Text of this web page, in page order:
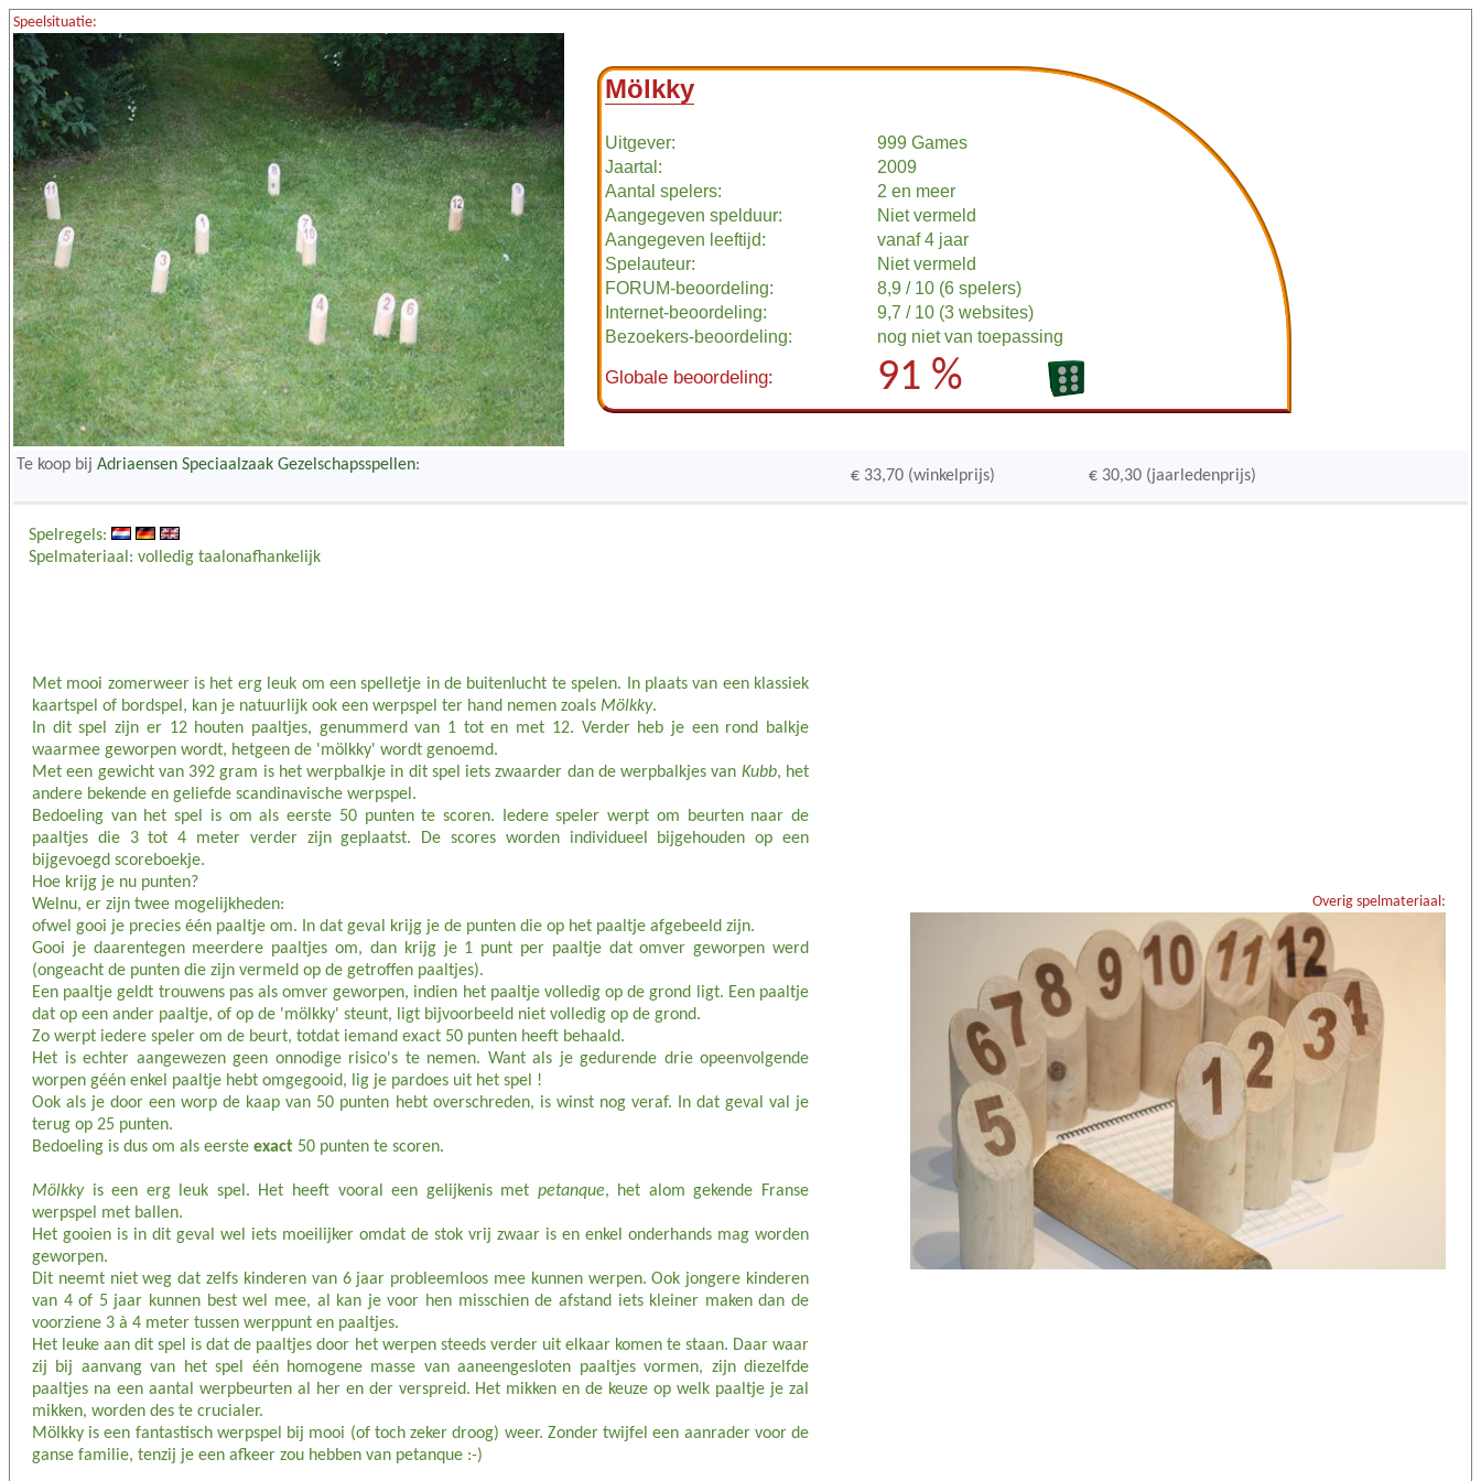
Speelsituatie:
Mölkky
Uitgever:
999 Games
Jaartal:
2009
Aantal spelers:
2 en meer
Aangegeven spelduur:
Niet vermeld
Aangegeven leeftijd:
vanaf 4 jaar
Spelauteur:
Niet vermeld
FORUM-beoordeling:
8,9 / 10 (6 spelers)
Internet-beoordeling:
9,7 / 10 (3 websites)
Bezoekers-beoordeling:
nog niet van toepassing
Globale beoordeling: 91 %
Te koop bij Adriaensen Speciaalzaak Gezelschapsspellen:
€ 33,70 (winkelprijs) € 30,30 (jaarledenprijs)
Spelregels:
Spelmateriaal: volledig taalonafhankelijk
Met mooi zomerweer is het erg leuk om een spelletje in de buitenlucht te spelen. In plaats van een klassiek
kaartspel of bordspel, kan je natuurlijk ook een werpspel ter hand nemen zoals Mölkky.
In dit spel zijn er 12 houten paaltjes, genummerd van 1 tot en met 12. Verder heb je een rond balkje
waarmee geworpen wordt, hetgeen de 'mölkky' wordt genoemd.
Met een gewicht van 392 gram is het werpbalkje in dit spel iets zwaarder dan de werpbalkjes van Kubb, het
andere bekende en geliefde scandinavische werpspel.
Bedoeling van het spel is om als eerste 50 punten te scoren. Iedere speler werpt om beurten naar de
paaltjes die 3 tot 4 meter verder zijn geplaatst. De scores worden individueel bijgehouden op een
bijgevoegd scoreboekje.
Hoe krijg je nu punten?
Welnu, er zijn twee mogelijkheden:
ofwel gooi je precies één paaltje om. In dat geval krijg je de punten die op het paaltje afgebeeld zijn.
Gooi je daarentegen meerdere paaltjes om, dan krijg je 1 punt per paaltje dat omver geworpen werd
(ongeacht de punten die zijn vermeld op de getroffen paaltjes).
Een paaltje geldt trouwens pas als omver geworpen, indien het paaltje volledig op de grond ligt. Een paaltje
dat op een ander paaltje, of op de 'mölkky' steunt, ligt bijvoorbeeld niet volledig op de grond.
Zo werpt iedere speler om de beurt, totdat iemand exact 50 punten heeft behaald.
Het is echter aangewezen geen onnodige risico's te nemen. Want als je gedurende drie opeenvolgende
worpen géén enkel paaltje hebt omgegooid, lig je pardoes uit het spel !
Ook als je door een worp de kaap van 50 punten hebt overschreden, is winst nog veraf. In dat geval val je
terug op 25 punten.
Bedoeling is dus om als eerste exact 50 punten te scoren.
Mölkkyis een erg leuk spel. Het heeft vooral een gelijkenis met petanque, het alom gekende Franse
werpspel met ballen.
Het gooien is in dit geval wel iets moeilijker omdat de stok vrij zwaar is en enkel onderhands mag worden
geworpen.
Dit neemt niet weg dat zelfs kinderen van 6 jaar probleemloos mee kunnen werpen. Ook jongere kinderen
van 4 of 5 jaar kunnen best wel mee, al kan je voor hen misschien de afstand iets kleiner maken dan de
voorziene 3 à 4 meter tussen werppunt en paaltjes.
Het leuke aan dit spel is dat de paaltjes door het werpen steeds verder uit elkaar komen te staan. Daar waar
zij bij aanvang van het spel één homogene masse van aaneengesloten paaltjes vormen, zijn diezelfde
paaltjes na een aantal werpbeurten al her en der verspreid. Het mikken en de keuze op welk paaltje je zal
mikken, worden des te crucialer.
Mölkky is een fantastisch werpspel bij mooi (of toch zeker droog) weer. Zonder twijfel een aanrader voor de
ganse familie, tenzij je een afkeer zou hebben van petanque :-)
Overig spelmateriaal: